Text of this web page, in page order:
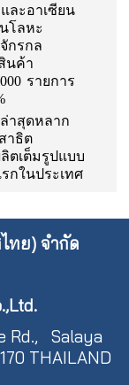
ละอาเซียน
โลหะ
กรกล
นค้า
รายการ
าสุดหลาก
าธิต
ตเต็มรูปแบบ
กในประเทศ
ทย) จำกัด
Rd., Salaya
THAILAND